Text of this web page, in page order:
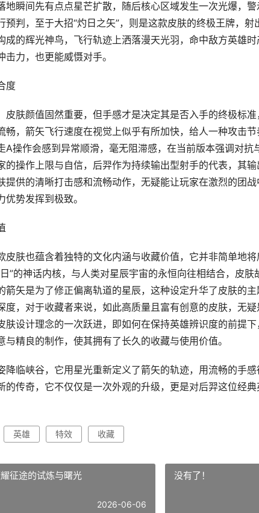
地瞬间先有点点星芒扩散，随后核心区域发生一次光爆，
预判，至于大招“灼日之矢”，则是这款皮肤的终极王牌，
成的辉光神鸟，飞行轨迹上洒落漫天光羽，命中敌方英雄
力，也更能威慑对手。
度
皮肤颜值固然重要，但手感才是决定其是否入手的终极标
畅，箭矢飞行速度在视觉上似乎有所加快，给人一种攻击
A操作会感到异常顺滑，毫无阻滞感，在当前版本强调对抗
的操作上限与自信，后羿作为持续输出型射手的代表，其
提供的清晰打击感和流畅动作，无疑能让玩家在激烈的团
势发挥到极致。
皮肤也蕴含着独特的文化内涵与收藏价值，它并非简单地
”的神话内核，与人类对星辰宇宙的永恒向往相结合，皮
箭矢是为了修正偏离轨道的星辰，这种设定升华了皮肤的主
度，对于收藏者来说，如此高质量且富有创意的皮肤，无疑
肤设计理念的一次跃进，即如何在保持英雄辨识度的前提
与精良的制作，使其拥有了长久的收藏与使用价值。
降临峡谷，它用星光重新定义了箭矢的轨迹，用流畅的手
的传奇，它不仅仅是一次外观的升级，更是对后羿这位经典
英雄 特效 收藏
征途的试炼与曙光
2026-06-06
没有了！